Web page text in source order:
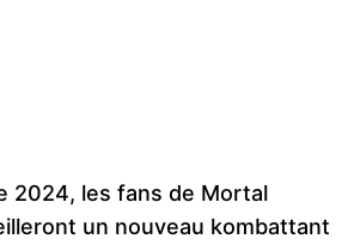
2024, les fans de Mortal
un nouveau kombattant